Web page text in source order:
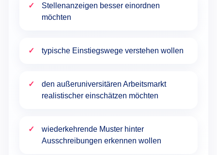
Stellenanzeigen besser einordnen
möchten
typische Einstiegswege verstehen wollen
den außeruniversitären Arbeitsmarkt
realistischer einschätzen möchten
wiederkehrende Muster hinter
Ausschreibungen erkennen wollen